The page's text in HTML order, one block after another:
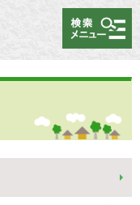
メニュー